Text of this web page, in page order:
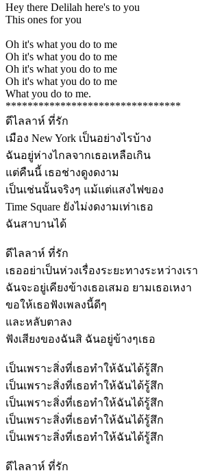
Hey there Delilah here's to you
This ones for you
Oh it's what you do to me
Oh it's what you do to me
Oh it's what you do to me
Oh it's what you do to me
What you do to me.
********************************
ดีไลลาห์ ที่รัก
เมือง New York เป็นอย่างไรบ้าง
ฉันอยู่ห่างไกลจากเธอเหลือเกิน
แต่คืนนี้ เธอช่างดูงดงาม
เป็นเช่นนั้นจริงๆ แม้แต่แสงไฟของ
Time Square ยังไม่งดงามเท่าเธอ
ฉันสาบานได้
ดีไลลาห์ ที่รัก
เธออย่าเป็นห่วงเรื่องระยะทางระหว่างเรา
ฉันจะอยู่เคียงข้างเธอเสมอ ยามเธอเหงา
ขอให้เธอฟังเพลงนี้ดีๆ
และหลับตาลง
ฟังเสียงของฉันสิ ฉันอยู่ข้างๆเธอ
เป็นเพราะสิ่งที่เธอทำให้ฉันได้รู้สึก
เป็นเพราะสิ่งที่เธอทำให้ฉันได้รู้สึก
เป็นเพราะสิ่งที่เธอทำให้ฉันได้รู้สึก
เป็นเพราะสิ่งที่เธอทำให้ฉันได้รู้สึก
เป็นเพราะสิ่งที่เธอทำให้ฉันได้รู้สึก
ดีไลลาห์ ที่รัก